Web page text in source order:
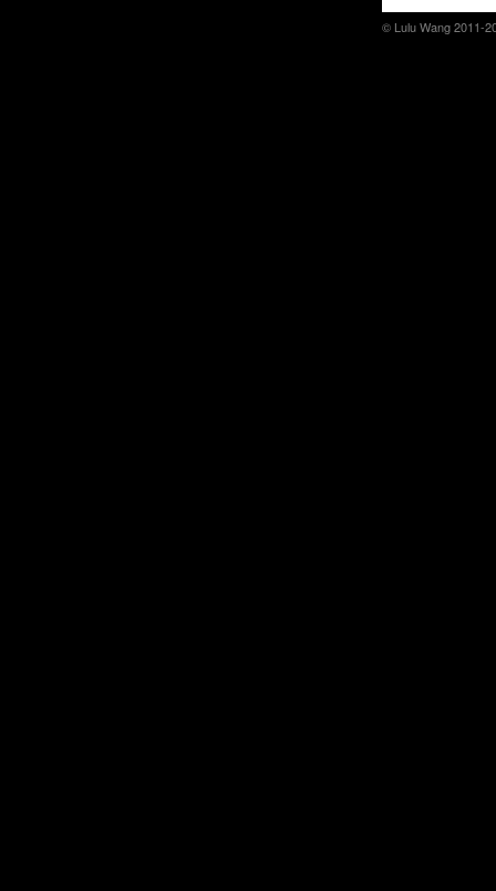
© Lulu Wang 2011-